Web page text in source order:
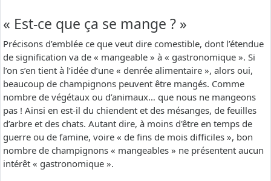
« Est-ce que ça se mange ? »
Précisons d’emblée ce que veut dire comestible, dont l’étendue
de signification va de « mangeable » à « gastronomique ». Si
l’on s’en tient à l’idée d’une « denrée alimentaire », alors oui,
beaucoup de champignons peuvent être mangés. Comme
nombre de végétaux ou d’animaux… que nous ne mangeons
pas ! Ainsi en est-il du chiendent et des mésanges, de feuilles
d’arbre et des chats. Autant dire, à moins d'être en temps de
guerre ou de famine, voire « de fins de mois difficiles », bon
nombre de champignons « mangeables » ne présentent aucun
intérêt « gastronomique ».